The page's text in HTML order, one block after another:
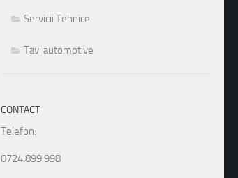
Servicii Tehnice
Tavi automotive
CONTACT
Telefon:
0724.899.998